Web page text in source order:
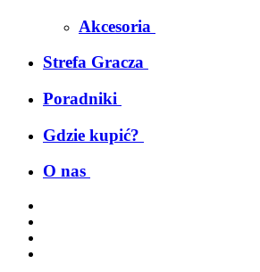
Akcesoria
Strefa Gracza
Poradniki
Gdzie kupić?
O nas